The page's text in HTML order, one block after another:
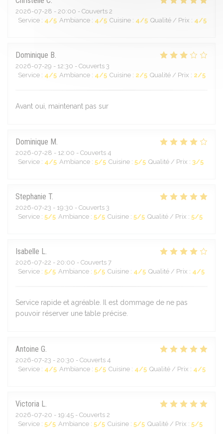
2026-07-28 - 20:00 - Couverts 2
Service : 4/5 Ambiance : 4/5 Cuisine : 4/5 Qualité / Prix : 4/5
Dominique B
2026-07-29 - 12:30 - Couverts 3
Service : 4/5 Ambiance : 4/5 Cuisine : 2/5 Qualité / Prix : 2/5
Avant oui, maintenant pas sur
Dominique M
2026-07-28 - 12:00 - Couverts 4
Service : 4/5 Ambiance : 5/5 Cuisine : 5/5 Qualité / Prix : 3/5
Stephanie T
2026-07-23 - 19:30 - Couverts 3
Service : 5/5 Ambiance : 5/5 Cuisine : 5/5 Qualité / Prix : 5/5
Isabelle L
2026-07-22 - 20:00 - Couverts 7
Service : 5/5 Ambiance : 5/5 Cuisine : 4/5 Qualité / Prix : 4/5
Service rapide et agréable. Il est dommage de ne pas
pouvoir réserver une table précise.
Antoine G
2026-07-23 - 20:30 - Couverts 4
Service : 4/5 Ambiance : 5/5 Cuisine : 4/5 Qualité / Prix : 4/5
Victoria L
2026-07-20 - 19:45 - Couverts 2
Service : 5/5 Ambiance : 5/5 Cuisine : 5/5 Qualité / Prix : 5/5